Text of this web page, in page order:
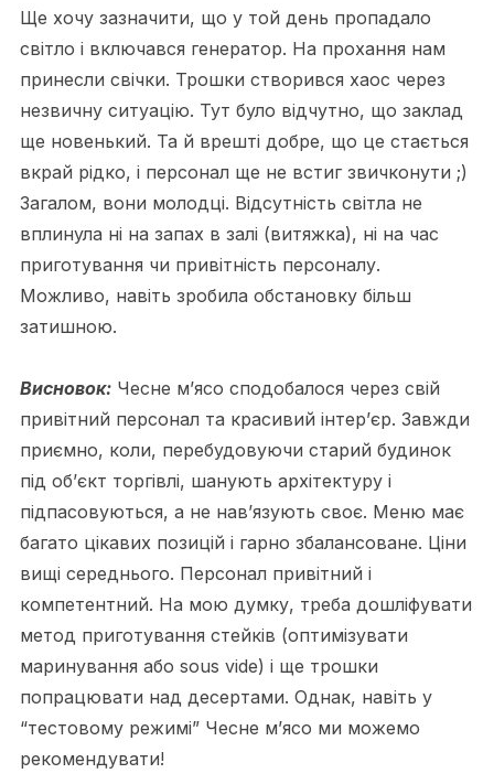
Ще хочу зазначити, що у той день пропадало
світло і включався генератор. На прохання нам
принесли свічки. Трошки створився хаос через
незвичну ситуацію. Тут було відчутно, що заклад
ще новенький. Та й врешті добре, що це стається
вкрай рідко, і персонал ще не встиг звичконути ;)
Загалом, вони молодці. Відсутність світла не
вплинула ні на запах в залі (витяжка), ні на час
приготування чи привітність персоналу.
Можливо, навіть зробила обстановку більш
затишною.
Висновок:Чесне м’ясо сподобалося через свій
привітний персонал та красивий інтер’єр. Завжди
приємно, коли, перебудовуючи старий будинок
під об’єкт торгівлі, шанують архітектуру і
підпасовуються, а не нав’язують своє. Меню має
багато цікавих позицій і гарно збалансоване. Ціни
вищі середнього. Персонал привітний і
компетентний. На мою думку, треба дошліфувати
метод приготування стейків (оптимізувати
маринування або sous vide) і ще трошки
попрацювати над десертами. Однак, навіть у
“тестовому режимі” Чесне м’ясо ми можемо
рекомендувати!